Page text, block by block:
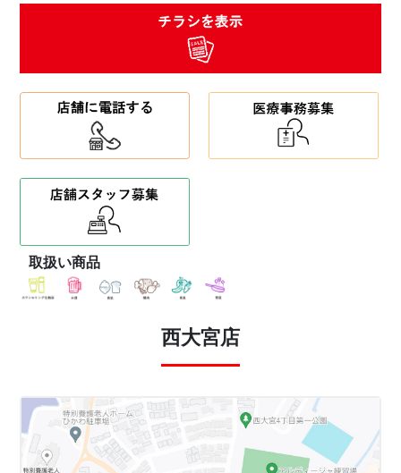
取扱い商品
西大宮店